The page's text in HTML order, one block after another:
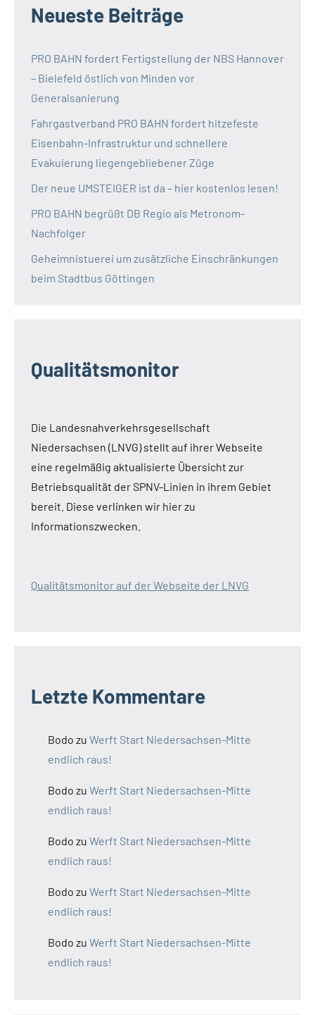
Neueste Beiträge
PRO BAHN fordert Fertigstellung der NBS Hannover
– Bielefeld östlich von Minden vor
Generalsanierung
Fahrgastverband PRO BAHN fordert hitzefeste
Eisenbahn-Infrastruktur und schnellere
Evakuierung liegengebliebener Züge
Der neue UMSTEIGER ist da – hier kostenlos lesen!
PRO BAHN begrüßt DB Regio als Metronom-
Nachfolger
Geheimnistuerei um zusätzliche Einschränkungen
beim Stadtbus Göttingen
Qualitätsmonitor
Die Landesnahverkehrsgesellschaft
Niedersachsen (LNVG) stellt auf ihrer Webseite
eine regelmäßig aktualisierte Übersicht zur
Betriebsqualität der SPNV-Linien in ihrem Gebiet
bereit. Diese verlinken wir hier zu
Informationszwecken.
Qualitätsmonitor auf der Webseite der LNVG
Letzte Kommentare
Bodo zu Werft Start Niedersachsen-Mitte
endlich raus!
Bodo zu Werft Start Niedersachsen-Mitte
endlich raus!
Bodo zu Werft Start Niedersachsen-Mitte
endlich raus!
Bodo zu Werft Start Niedersachsen-Mitte
endlich raus!
Bodo zu Werft Start Niedersachsen-Mitte
endlich raus!